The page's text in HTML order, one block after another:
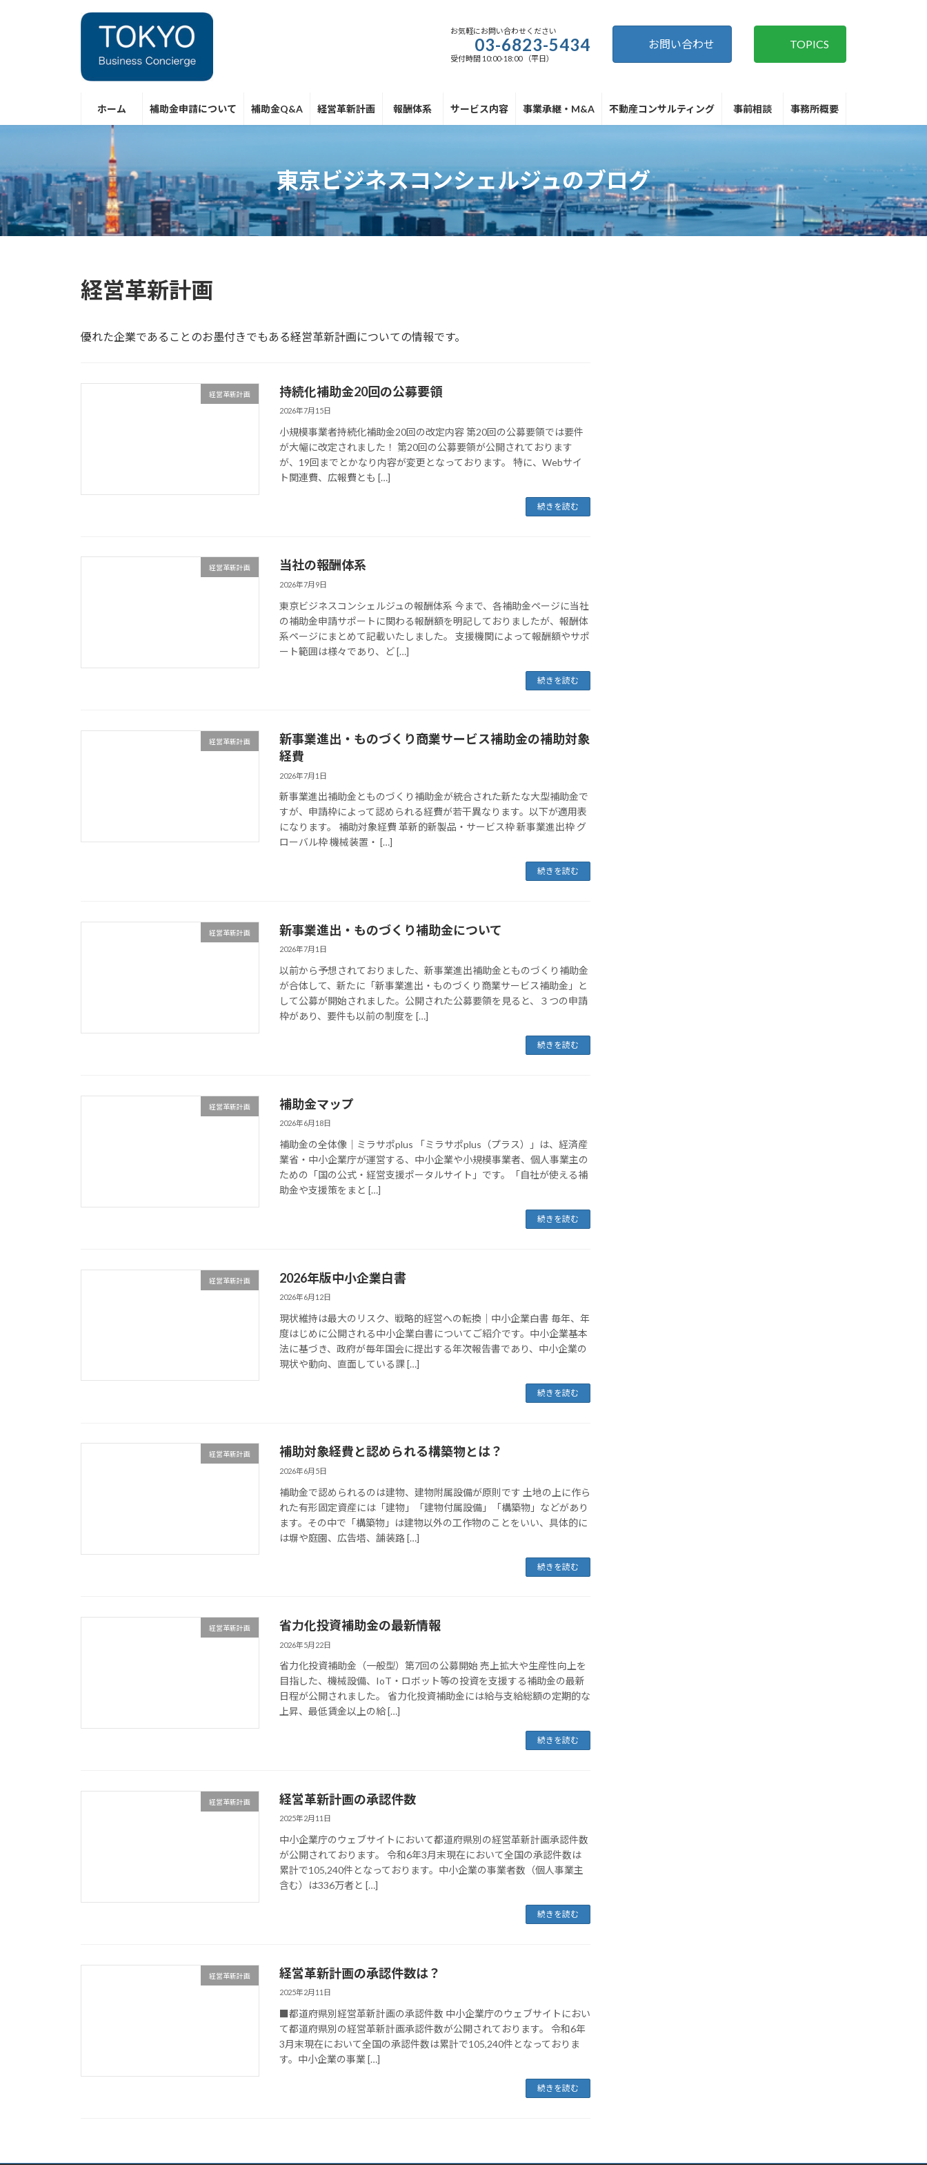
キ
に
お気軽にお問い合わせください
03-6823-5434
受付時間 10:00-18:00 （平日）
お問い合わせ TOPICS
ホーム 補助金申請について 補助金Q&A 経営革新計画 報酬体系 サービス内容 事業承継・M&A 不動産コンサルティング 事前相談 事務所概要
東京ビジネスコンシェルジュのブログ
経営革新計画
優れた企業であることのお墨付きでもある経営革新計画についての情報です。
経営革新計画 持続化補助金20回の公募要領
2026年7月15日
小規模事業者持続化補助金20回の改定内容 第20回の公募要領では要件
が大幅に改定されました！ 第20回の公募要領が公開されております
が、19回までとかなり内容が変更となっております。 特に、Webサイ
ト関連費、広報費とも […]
続きを読む
経営革新計画 当社の報酬体系
2026年7月9日
東京ビジネスコンシェルジュの報酬体系 今まで、各補助金ページに当社
の補助金申請サポートに関わる報酬額を明記しておりましたが、報酬体
系ページにまとめて記載いたしました。 支援機関によって報酬額やサポ
ート範囲は様々であり、ど […]
続きを読む
経営革新計画
新事業進出・ものづくり商業サービス補助金の補助対象
経費
2026年7月1日
新事業進出補助金とものづくり補助金が統合された新たな大型補助金で
すが、申請枠によって認められる経費が若干異なります。以下が適用表
になります。 補助対象経費 革新的新製品・サービス枠 新事業進出枠 グ
ローバル枠 機械装置・ […]
続きを読む
経営革新計画 新事業進出・ものづくり補助金について
2026年7月1日
以前から予想されておりました、新事業進出補助金とものづくり補助金
が合体して、新たに「新事業進出・ものづくり商業サービス補助金」と
して公募が開始されました。公開された公募要領を見ると、３つの申請
枠があり、要件も以前の制度を […]
続きを読む
経営革新計画 補助金マップ
2026年6月18日
補助金の全体像｜ミラサポplus 「ミラサポplus（プラス）」は、経済産
業省・中小企業庁が運営する、中小企業や小規模事業者、個人事業主の
ための「国の公式・経営支援ポータルサイト」です。「自社が使える補
助金や支援策をまと […]
続きを読む
経営革新計画 2026年版中小企業白書
2026年6月12日
現状維持は最大のリスク、戦略的経営への転換｜中小企業白書 毎年、年
度はじめに公開される中小企業白書についてご紹介です。中小企業基本
法に基づき、政府が毎年国会に提出する年次報告書であり、中小企業の
現状や動向、直面している課 […]
続きを読む
経営革新計画 補助対象経費と認められる構築物とは？
2026年6月5日
補助金で認められるのは建物、建物附属設備が原則です 土地の上に作ら
れた有形固定資産には「建物」「建物付属設備」「構築物」などがあり
ます。その中で「構築物」は建物以外の工作物のことをいい、具体的に
は塀や庭園、広告塔、舗装路 […]
続きを読む
経営革新計画 省力化投資補助金の最新情報
2026年5月22日
省力化投資補助金（一般型）第7回の公募開始 売上拡大や生産性向上を
目指した、機械設備、IoT・ロボット等の投資を支援する補助金の最新
日程が公開されました。 省力化投資補助金には給与支給総額の定期的な
上昇、最低賃金以上の給 […]
続きを読む
経営革新計画 経営革新計画の承認件数
2025年2月11日
中小企業庁のウェブサイトにおいて都道府県別の経営革新計画承認件数
が公開されております。 令和6年3月末現在において全国の承認件数は
累計で105,240件となっております。中小企業の事業者数（個人事業主
含む）は336万者と […]
続きを読む
経営革新計画 経営革新計画の承認件数は？
2025年2月11日
■都道府県別経営革新計画の承認件数 中小企業庁のウェブサイトにおい
て都道府県別の経営革新計画承認件数が公開されております。 令和6年
3月末現在において全国の承認件数は累計で105,240件となっておりま
す。中小企業の事業 […]
続きを読む